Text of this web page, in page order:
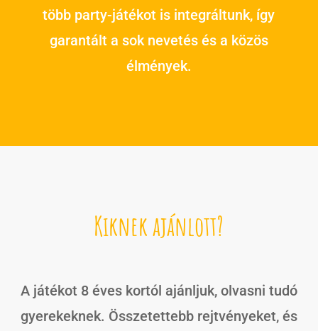
több party-játékot is integráltunk, így
garantált a sok nevetés és a közös
élmények.
Kiknek ajánlott?
A játékot 8 éves kortól ajánljuk, olvasni tudó
gyerekeknek. Összetettebb rejtvényeket, és